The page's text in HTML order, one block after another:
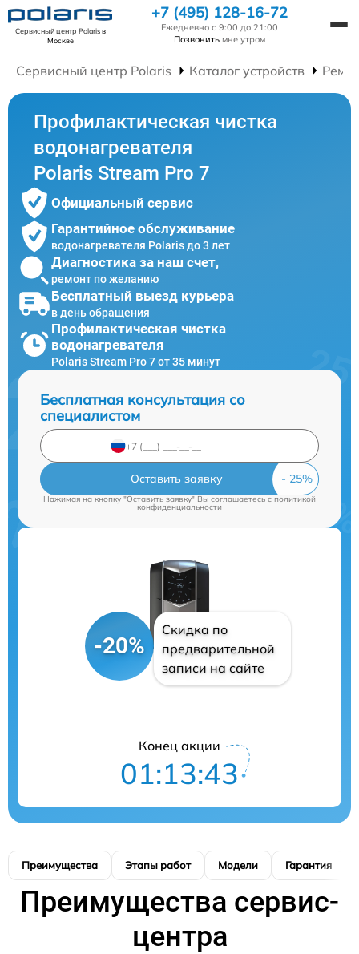
Сервисный центр Polarisв
Москве
+7 (495) 128-16-72
Ежедневно с 9:00 до 21:00
Позвонить мне утром
Сервисный центр Polaris Каталог устройств
Профилактическая чистка
водонагревателя
Polaris Stream Pro 7
Официальный сервис
Гарантийное обслуживание
водонагревателя Polaris до 3 лет
Диагностика за наш счет,
ремонт по желанию
Бесплатный выезд курьера
в день обращения
Профилактическая чистка
водонагревателя
Polaris Stream Pro 7 от 35 минут
Бесплатная консультация со
специалистом
Оставить заявку
Нажимая на кнопку "Оставить заявку" Вы соглашаетесь cполитикой
конфиденциальности
-20%
Скидка по
предварительной
записи на сайте
Конец акции
01:13:42
Преимущества Этапы работ Модели Гарантия
Преимущества сервис-
центра